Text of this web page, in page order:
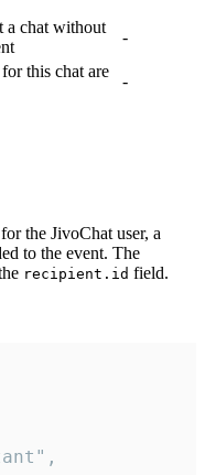
a chat without
-
this chat are
-
the JivoChat user, a
to the event. The
recipient.id field.